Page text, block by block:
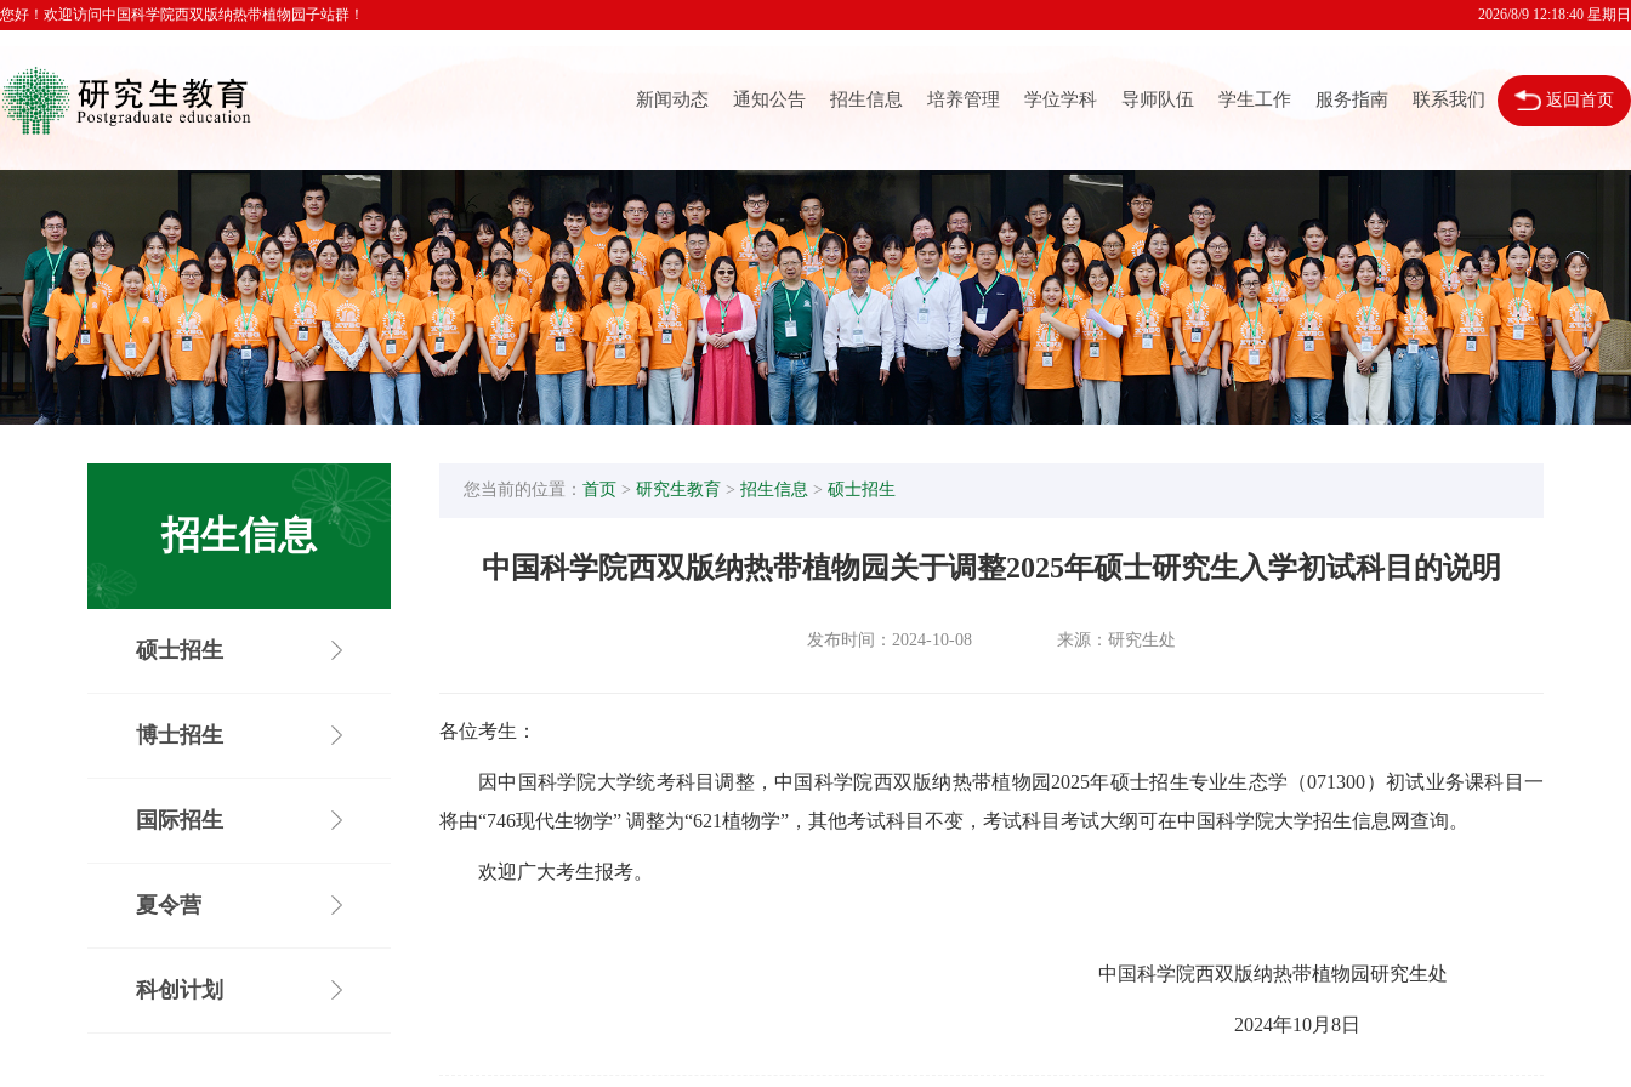
您好！欢迎访问中国科学院西双版纳热带植物园子站群！ 2026/8/9 12:18:41 星期日
新闻动态 通知公告 招生信息 培养管理 学位学科 导师队伍 学生工作 服务指南 联系我们 返回首页
招生信息
硕士招生
博士招生
国际招生
夏令营
科创计划
您当前的位置： 首页 > 研究生教育 > 招生信息 > 硕士招生
中国科学院西双版纳热带植物园关于调整2025年硕士研究生入学初试科目的说明
发布时间：2024-10-08 来源：研究生处
各位考生：
因中国科学院大学统考科目调整，中国科学院西双版纳热带植物园2025年硕士招生专业生态学（071300）初试业务课科目一
将由“746现代生物学” 调整为“621植物学”，其他考试科目不变，考试科目考试大纲可在中国科学院大学招生信息网查询。
欢迎广大考生报考。
中国科学院西双版纳热带植物园研究生处
2024年10月8日